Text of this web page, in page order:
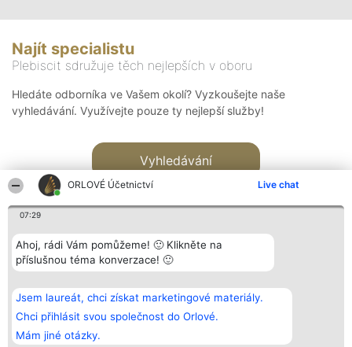
ORLOVÉ Účetnictví Live chat
07:29
Ahoj, rádi Vám pomůžeme! 🙂 Klikněte na
příslušnou téma konverzace! 🙂
Jsem laureát, chci získat marketingové materiály.
Chci přihlásit svou společnost do Orlové.
Mám jiné otázky.
Najít specialistu
Plebiscit sdružuje těch nejlepších v oboru
Hledáte odborníka ve Vašem okolí? Vyzkoušejte naše
vyhledávání. Využívejte pouze ty nejlepší služby!
Vyhledávání
Bright Side Solutions sp. z o.
o. sp. k.
ul. Ruska 22
Wrocław 50-079
KRS 0000749100 | Regon
Vítězové
Seznam všech
laureátů
Zásady
Kontakt